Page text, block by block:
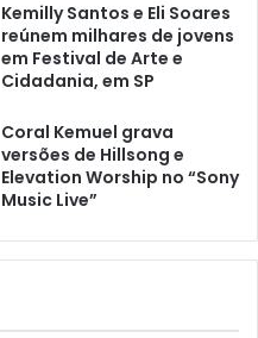
Kemilly Santos e Eli Soares
reúnem milhares de jovens
em Festival de Arte e
Cidadania, em SP
Coral Kemuel grava
versões de Hillsong e
Elevation Worship no “Sony
Music Live”